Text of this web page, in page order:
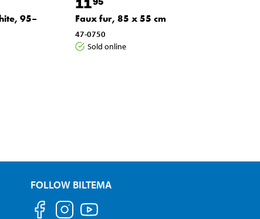
95–
Faux fur, 85 x 55 cm
47-0750
Sold online
FOLLOW BILTEMA